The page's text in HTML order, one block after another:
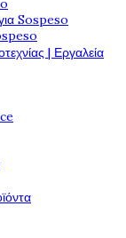
Sospeso
| Εργαλεία